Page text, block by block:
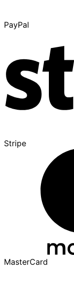
PayPal
Stripe
MasterCard